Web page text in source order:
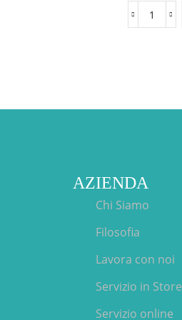
AZIENDA
Chi Siamo
Filosofia
Lavora con noi
Servizio in Store
Servizio online